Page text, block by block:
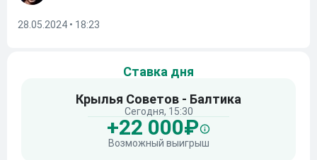
28.05.2024 • 18:23
Ставка дня
Крылья Советов - Балтика
Сегодня, 15:30
+22 000₽
Возможный выигрыш